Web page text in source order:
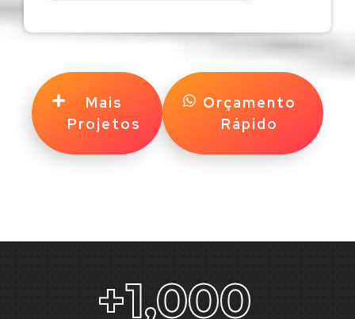
Mais
Projetos
Orçamento
Rápido
+1,000